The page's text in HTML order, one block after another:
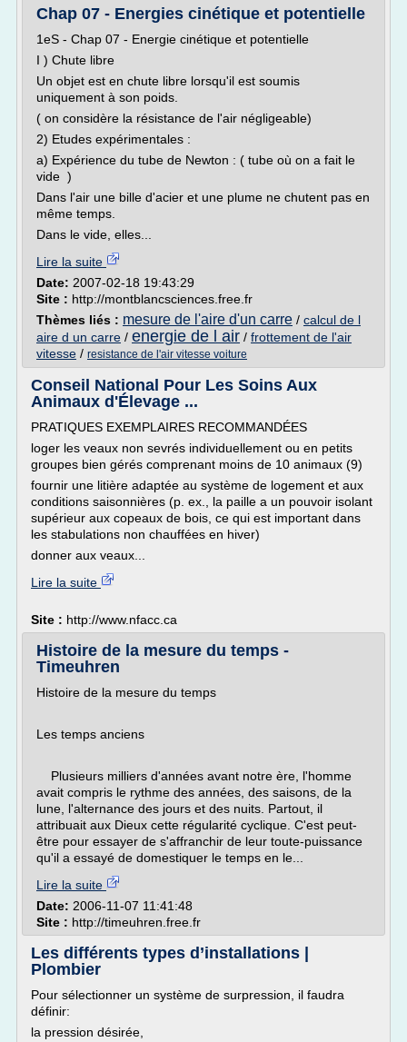
Chap 07 - Energies cinétique et potentielle
1eS - Chap 07 - Energie cinétique et potentielle
I ) Chute libre
Un objet est en chute libre lorsqu'il est soumis
uniquement à son poids.
( on considère la résistance de l'air négligeable)
2) Etudes expérimentales :
a) Expérience du tube de Newton : ( tube où on a fait le
vide )
Dans l'air une bille d'acier et une plume ne chutent pas en
même temps.
Dans le vide, elles...
Lire la suite
Date: 2007-02-18 19:43:29
Site : http://montblancsciences.free.fr
Thèmes liés : mesure de l'aire d'un carre / calcul de l
aire d un carre / energie de l air / frottement de l'air
vitesse / resistance de l'air vitesse voiture
Conseil National Pour Les Soins Aux
Animaux d'Élevage ...
PRATIQUES EXEMPLAIRES RECOMMANDÉES
loger les veaux non sevrés individuellement ou en petits
groupes bien gérés comprenant moins de 10 animaux (9)
fournir une litière adaptée au système de logement et aux
conditions saisonnières (p. ex., la paille a un pouvoir isolant
supérieur aux copeaux de bois, ce qui est important dans
les stabulations non chauffées en hiver)
donner aux veaux...
Lire la suite
Site : http://www.nfacc.ca
Histoire de la mesure du temps -
Timeuhren
Histoire de la mesure du temps
Les temps anciens
Plusieurs milliers d'années avant notre ère, l'homme
avait compris le rythme des années, des saisons, de la
lune, l'alternance des jours et des nuits. Partout, il
attribuait aux Dieux cette régularité cyclique. C'est peut-
être pour essayer de s'affranchir de leur toute-puissance
qu'il a essayé de domestiquer le temps en le...
Lire la suite
Date: 2006-11-07 11:41:48
Site : http://timeuhren.free.fr
Les différents types d’installations |
Plombier
Pour sélectionner un système de surpression, il faudra
définir:
la pression désirée,